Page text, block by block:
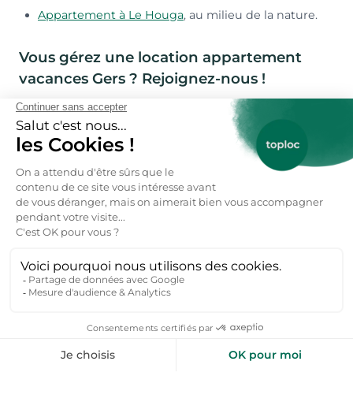
Appartement à Le Houga, au milieu de la nature.
Vous gérez une location appartement
vacances Gers ? Rejoignez-nous !
Chers Hôtes, rejoignez-nous ! Si vous êtes
propriétaires d'une location appartement
vacances Gers et si vous placez l'humain au coeur
de votre activité, alors vous êtes au bon endroit.
Pour ajouter votre location à Toploc c'est très
simple inscrivez-vous sans plus attendre ou
contactez-nous.
Réservez votre location vacances →